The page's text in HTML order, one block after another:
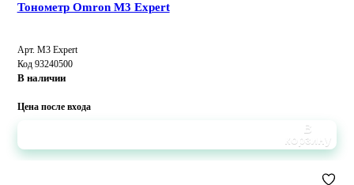
Тонометр Omron M3 Expert
Арт. M3 Expert
Код 93240500
В наличии
Цена после входа
В
корзину